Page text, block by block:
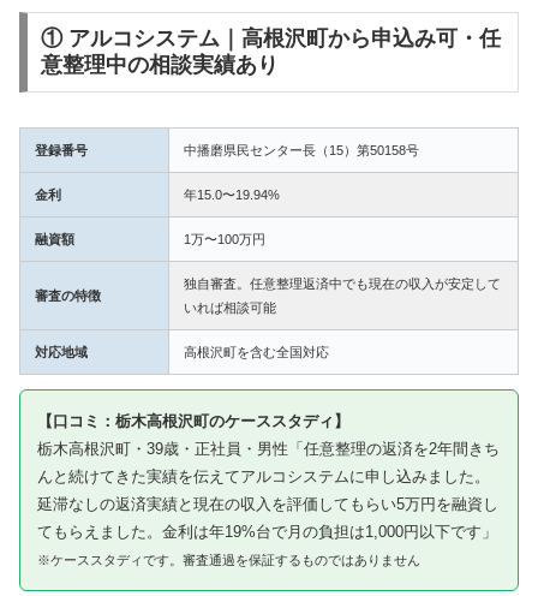
① アルコシステム｜高根沢町から申込み可・任
意整理中の相談実績あり
登録番号 中播磨県民センター長（15）第50158号
金利 年15.0〜19.94%
融資額 1万〜100万円
審査の特徴
独自審査。任意整理返済中でも現在の収入が安定して
いれば相談可能
対応地域 高根沢町を含む全国対応
【口コミ：栃木高根沢町のケーススタディ】
栃木高根沢町・39歳・正社員・男性「任意整理の返済を2年間きち
んと続けてきた実績を伝えてアルコシステムに申し込みました。
延滞なしの返済実績と現在の収入を評価してもらい5万円を融資し
てもらえました。金利は年19%台で月の負担は1,000円以下です」
※ケーススタディです。審査通過を保証するものではありません